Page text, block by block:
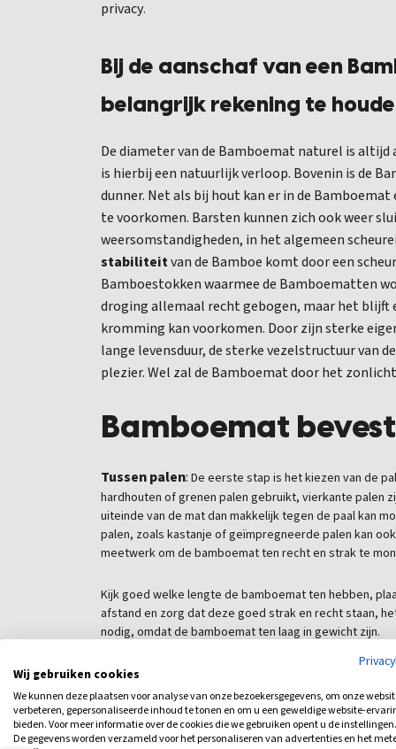
privacy.
Bij de aanschaf van een
belangrijk rekening te
De diameter van de Bamboemat naturel is altijd
is hierbij een natuurlijk verloop. Bovenin is de
dunner. Net als bij hout kan er in de
te voorkomen. Barsten kunnen zich ook weer
weersomstandigheden, in het algemeen
stabiliteitvan de Bamboe komt door een
Bamboestokken waarmee de Bamboematten
droging allemaal recht gebogen, maar het blijft
kromming kan voorkomen. Door zijn sterke
lange levensduur, de sterke vezelstructuur van
plezier. Wel zal de Bamboemat door het
Bamboemat
Tussen palen: De eerste stap is het kiezen van de
hardhouten of grenen palen gebruikt, vierkante palen
uiteinde van de mat dan makkelijk tegen de paal kan
palen, zoals kastanje of geïmpregneerde palen kan
meetwerk om de bamboemat ten recht en strak te
Kijk goed welke lengte de bamboemat ten hebben,
afstand en zorg dat deze goed strak en recht staan,
nodig, omdat de bamboemat ten laag in gewicht zijn.
Heb je het frame staan, plaats dan de houten latten
grondcontact word vermeden en bevestig de
met sluitring.
Wij gebruiken cookies
We kunnen deze plaatsen voor analyse van onze bezoekersgegevens, om onze
verbeteren, gepersonaliseerde inhoud te tonen en om u een geweldige website-
bieden. Voor meer informatie over de cookies die we gebruiken opent u de instellingen.
De gegevens worden verzameld voor het personaliseren van advertenties en het